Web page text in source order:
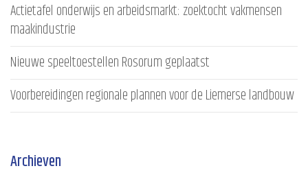
Actietafel onderwijs en arbeidsmarkt: zoektocht vakmensen
maakindustrie
Nieuwe speeltoestellen Rosorum geplaatst
Voorbereidingen regionale plannen voor de Liemerse landbouw
Archieven